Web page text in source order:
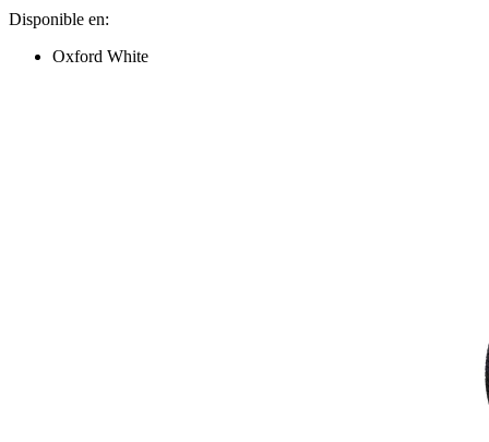
Disponible en:
Oxford White